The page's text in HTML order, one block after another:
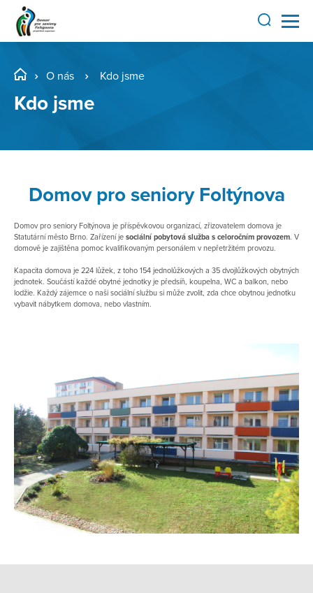
O nás Kdo jsme
Kdo jsme
Domov pro seniory Foltýnova
Domov pro seniory Foltýnova je příspěvkovou organizací, zřizovatelem domova je
Statutární město Brno. Zařízení je sociální pobytová služba s celoročním provozem. V
domově je zajištěna pomoc kvalifikovaným personálem v nepřetržitém provozu.
Kapacita domova je 224 lůžek, z toho 154 jednolůžkových a 35 dvojlůžkových obytných
jednotek. Součástí každé obytné jednotky je předsíň, koupelna, WC a balkon, nebo
lodžie. Každý zájemce o naši sociální službu si může zvolit, zda chce obytnou jednotku
vybavit nábytkem domova, nebo vlastním.